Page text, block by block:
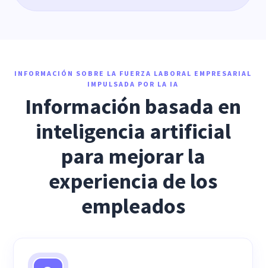
INFORMACIÓN SOBRE LA FUERZA LABORAL EMPRESARIAL
IMPULSADA POR LA IA
Información basada en
inteligencia artificial
para mejorar la
experiencia de los
empleados